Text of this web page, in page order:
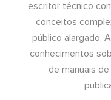
escritor técnico
conceitos
público alargado.
conhecimentos
de manuais